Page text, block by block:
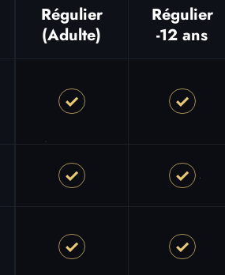
Régulier
(Adulte)
Régulier
-12 ans
✓Oui ✓Oui
✓Oui ✓Oui
✓Oui ✓Oui